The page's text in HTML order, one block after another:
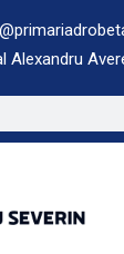
Alexandru